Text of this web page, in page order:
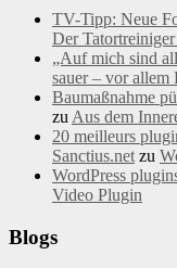
TV-Tipp: Neue
Der
„Auf mich sind
sauer – vor allem
Baumaßnahme
zu Aus dem
20 meilleurs
Sanctius.net zu
WordPress
Video Plugin
Blogs